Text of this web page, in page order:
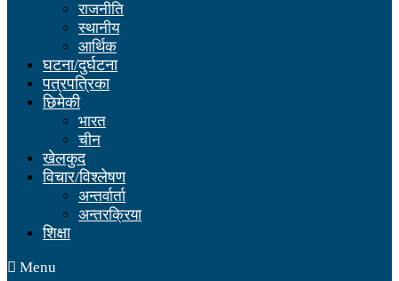
राजनीति
स्थानीय
आर्थिक
घटना/दुर्घटना
पत्रपत्रिका
छिमेकी
भारत
चीन
खेलकुद
विचार/विश्लेषण
अन्तर्वार्ता
अन्तरक्रिया
शिक्षा
Menu